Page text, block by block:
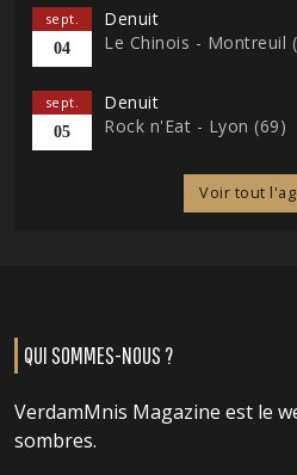
sept.
04
Denuit
Le Chinois - Montreuil
sept.
05
Denuit
Rock n'Eat - Lyon (69)
Voir tout
QUI SOMMES-NOUS ?
VerdamMnis Magazine est le
sombres.